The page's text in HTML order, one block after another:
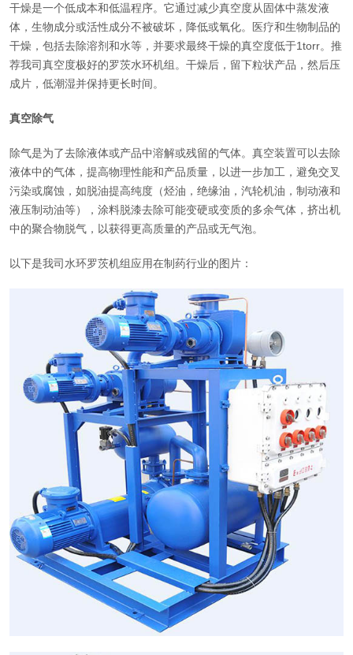
干燥是一个低成本和低温程序。它通过减少真空度从固体中蒸发液
体，生物成分或活性成分不被破坏，降低或氧化。医疗和生物制品的
干燥，包括去除溶剂和水等，并要求最终干燥的真空度低于1torr。推
荐我司真空度极好的罗茨水环机组。干燥后，留下粒状产品，然后压
成片，低潮湿并保持更长时间。
真空除气
除气是为了去除液体或产品中溶解或残留的气体。真空装置可以去除
液体中的气体，提高物理性能和产品质量，以进一步加工，避免交叉
污染或腐蚀，如脱油提高纯度（烃油，绝缘油，汽轮机油，制动液和
液压制动油等），涂料脱漆去除可能变硬或变质的多余气体，挤出机
中的聚合物脱气，以获得更高质量的产品或无气泡。
以下是我司水环罗茨机组应用在制药行业的图片：